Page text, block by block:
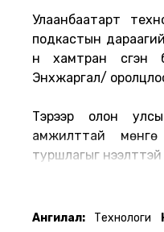
Улаанбаатарт
подкастын
н хамтран
Энхжаргал/
Тэрээр олон
амжилттай
туршлагыг
платформ хэрхэн
Ангилал:
Технологи